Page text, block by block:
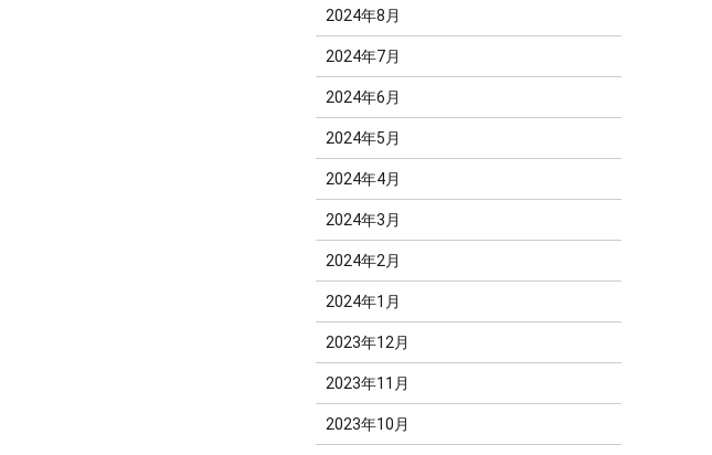
2024年8月
2024年7月
2024年6月
2024年5月
2024年4月
2024年3月
2024年2月
2024年1月
2023年12月
2023年11月
2023年10月